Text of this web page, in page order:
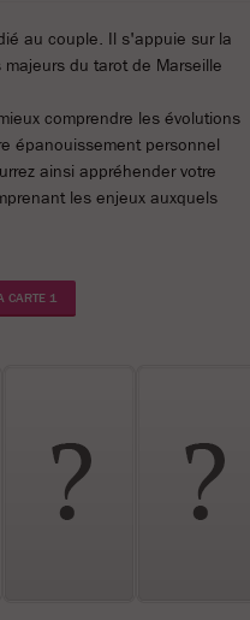
au couple. Il s'appuie sur la
du tarot de Marseille
comprendre les évolutions
épanouissement personnel
ainsi appréhender votre
les enjeux auxquels
CARTE 1